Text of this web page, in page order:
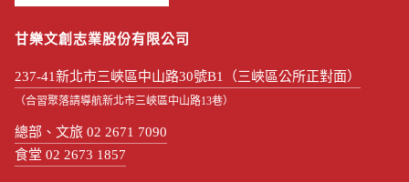
甘樂文創志業股份有限公司
237-41新北市三峽區中山路30號B1（三峽區公所正對面）
（合習聚落請導航新北市三峽區中山路13巷）
總部、文旅 02 2671 7090
食堂 02 2673 1857